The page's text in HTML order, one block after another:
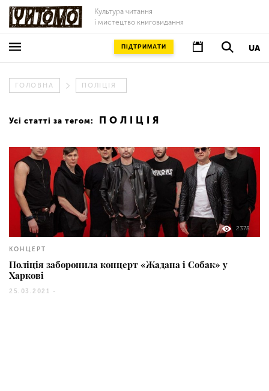
Культура читання
і мистецтво книговидання
UA
ПІДТРИМАТИ
ГОЛОВНА ПОЛІЦІЯ
Усі статті за тегом: ПОЛІЦІЯ
2378
КОНЦЕРТ
Поліція заборонила концерт «Жадана і Собак» у
Харкові
25.03.2021 -